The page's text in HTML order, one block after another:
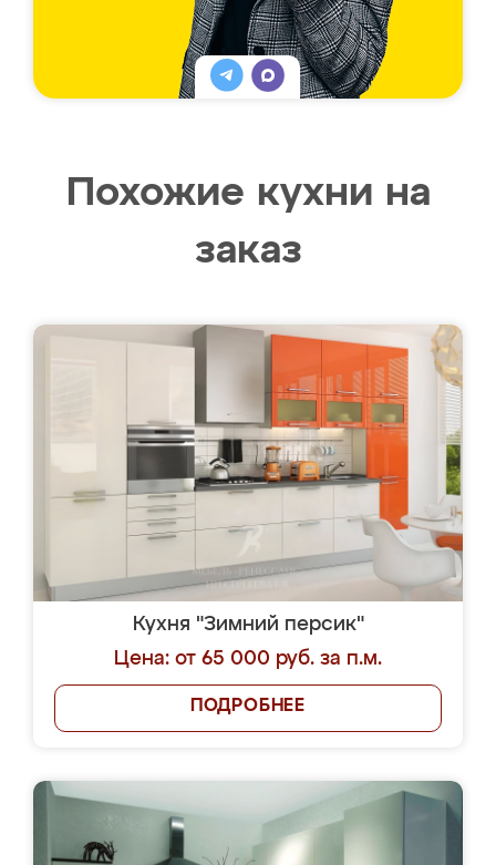
Похожие кухни на
заказ
Кухня "Зимний персик"
Цена: от 65 000 руб. за п.м.
ПОДРОБНЕЕ